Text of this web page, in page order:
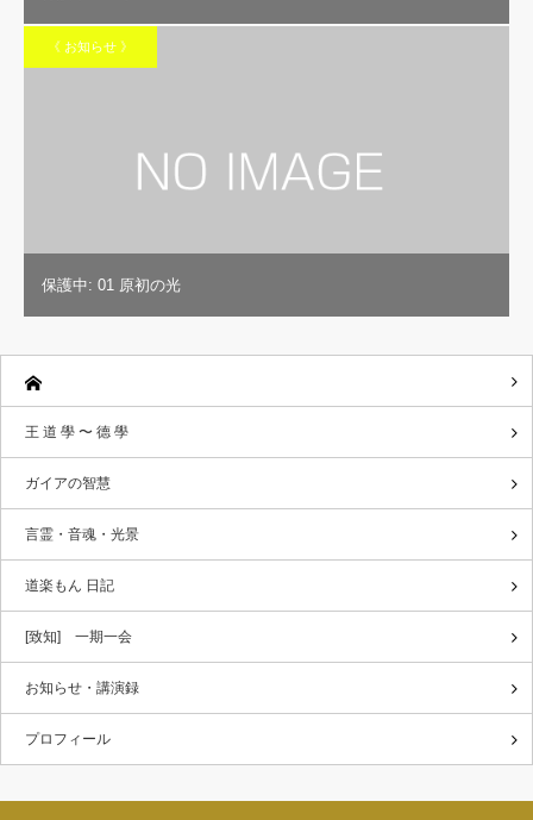
《 お知らせ 》
保護中: 01 原初の光
王 道 學 〜 德 學
ガイアの智慧
言霊・音魂・光景
道楽もん 日記
[致知] 一期一会
お知らせ・講演録
プロフィール